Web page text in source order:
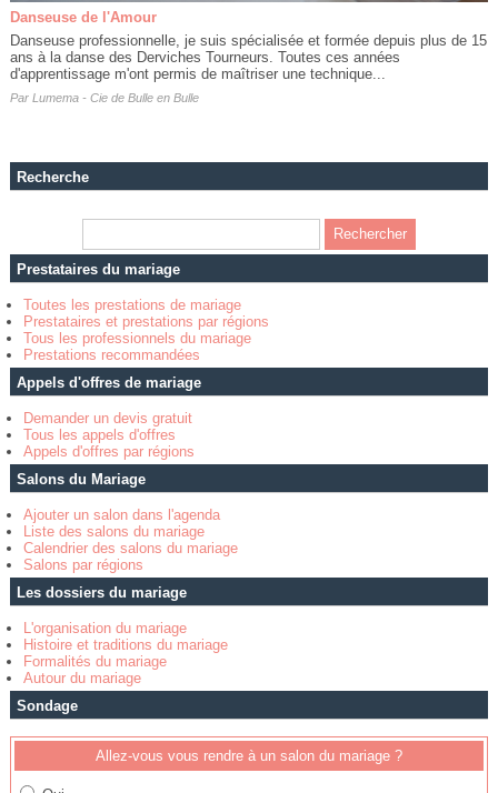
Danseuse de l'Amour
Danseuse professionnelle, je suis spécialisée et formée depuis plus de 15
ans à la danse des Derviches Tourneurs. Toutes ces années
d'apprentissage m'ont permis de maîtriser une technique...
Par Lumema - Cie de Bulle en Bulle
Recherche
Prestataires du mariage
Toutes les prestations de mariage
Prestataires et prestations par régions
Tous les professionnels du mariage
Prestations recommandées
Appels d'offres de mariage
Demander un devis gratuit
Tous les appels d'offres
Appels d'offres par régions
Salons du Mariage
Ajouter un salon dans l'agenda
Liste des salons du mariage
Calendrier des salons du mariage
Salons par régions
Les dossiers du mariage
L'organisation du mariage
Histoire et traditions du mariage
Formalités du mariage
Autour du mariage
Sondage
Allez-vous vous rendre à un salon du mariage ?